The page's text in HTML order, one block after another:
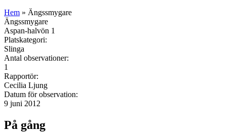
Hem » Ängssmygare
Ängssmygare
Aspan-halvön 1
Platskategori:
Slinga
Antal observationer:
1
Rapportör:
Cecilia Ljung
Datum för observation:
9 juni 2012
På gång